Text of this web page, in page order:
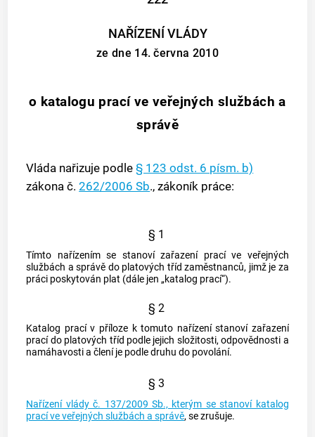
NAŘÍZENÍ VLÁDY
ze dne 14. června 2010
o katalogu prací ve veřejných službách a
správě
Vláda nařizuje podle§ 123 odst. 6 písm. b)
zákona č.262/2006 Sb., zákoník práce:
§ 1
Tímto nařízením se stanoví zařazení prací ve veřejných
službách a správě do platových tříd zaměstnanců, jimž je za
práci poskytován plat (dále jen „katalog prací“).
§ 2
Katalog prací v příloze k tomuto nařízení stanoví zařazení
prací do platových tříd podle jejich složitosti, odpovědnosti a
namáhavosti a člení je podle druhu do povolání.
§ 3
Nařízení vlády č. 137/2009 Sb., kterým se stanoví katalog
prací ve veřejných službách a správě, se zrušuje.